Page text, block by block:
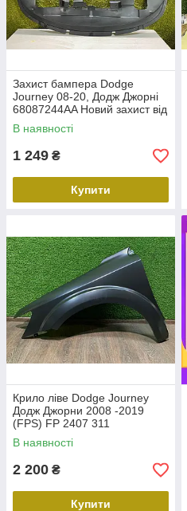
Захист бампера Dodge
Journey 08-20, Додж Джорні
68087244AA Новий захист від
бампера
В наявності
1 249 ₴
Купити
Крило ліве Dodge Journey
Додж Джорни 2008 -2019
(FPS) FP 2407 311
В наявності
2 200 ₴
Купити